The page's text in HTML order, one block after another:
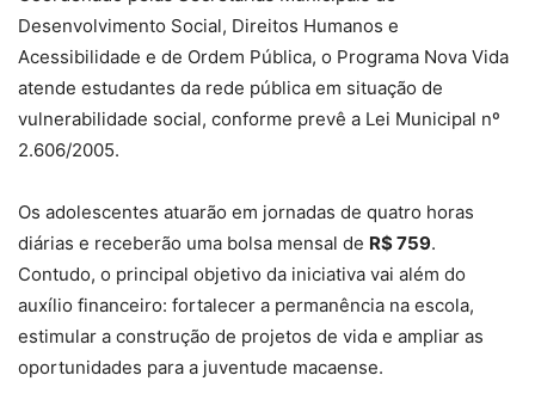
Desenvolvimento Social, Direitos Humanos e
Acessibilidade e de Ordem Pública, o Programa Nova Vida
atende estudantes da rede pública em situação de
vulnerabilidade social, conforme prevê a Lei Municipal nº
2.606/2005.
Os adolescentes atuarão em jornadas de quatro horas
diárias e receberão uma bolsa mensal de R$ 759.
Contudo, o principal objetivo da iniciativa vai além do
auxílio financeiro: fortalecer a permanência na escola,
estimular a construção de projetos de vida e ampliar as
oportunidades para a juventude macaense.